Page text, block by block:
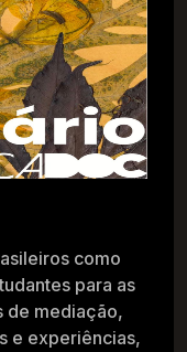
como
para as
de mediação,
e experiências,